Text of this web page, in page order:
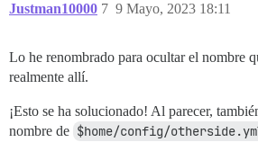
Justman10000 9 Mayo, 2023 18:11
7
Lo he renombrado para ocultar el nombre
realmente allí.
¡Esto se ha solucionado! Al parecer,
nombre de $home/config/